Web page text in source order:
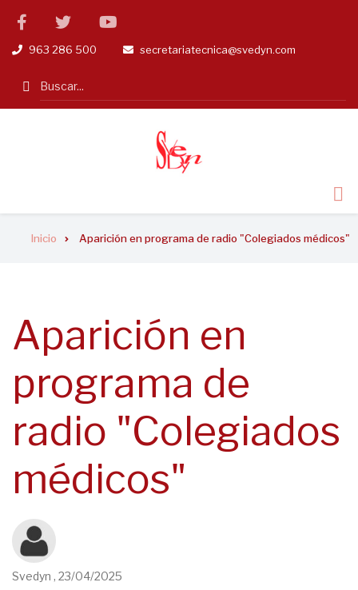
Pasar
contenido
facebooktwitter
tel963 286 500 email
secretariatecnica@svedyn.com
Search
enlaces
la
navegación
Inicio Aparición en programa de radio "Colegiados médicos"
Aparición en
programa de
radio "Colegiados
médicos"
Svedyn , 23/04/2025